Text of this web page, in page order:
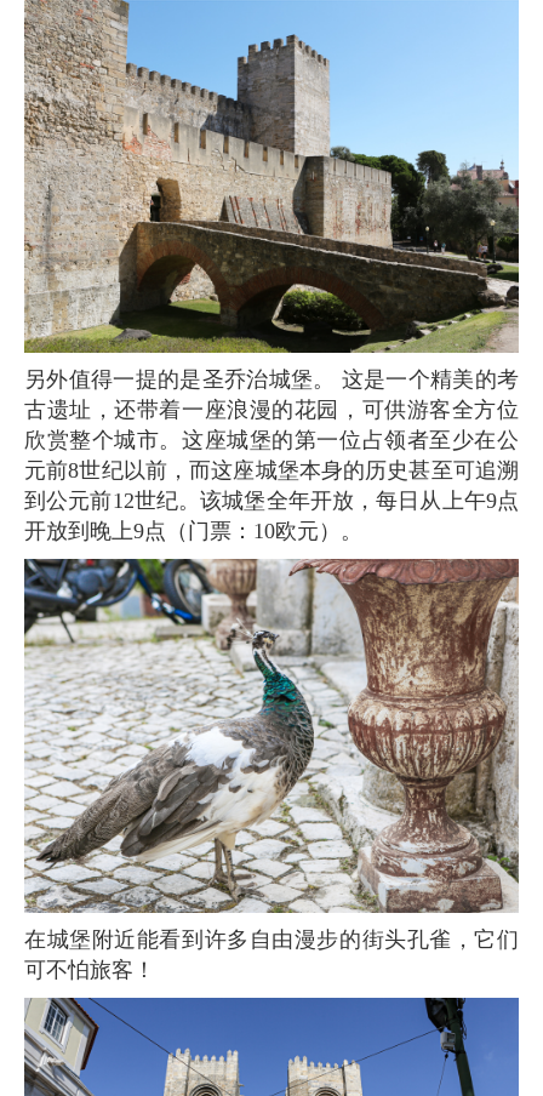
另外值得一提的是圣乔治城堡。 这是一个精美的考
古遗址，还带着一座浪漫的花园，可供游客全方位
欣赏整个城市。这座城堡的第一位占领者至少在公
元前8世纪以前，而这座城堡本身的历史甚至可追溯
到公元前12世纪。该城堡全年开放，每日从上午9点
开放到晚上9点（门票：10欧元）。
在城堡附近能看到许多自由漫步的街头孔雀，它们
可不怕旅客！